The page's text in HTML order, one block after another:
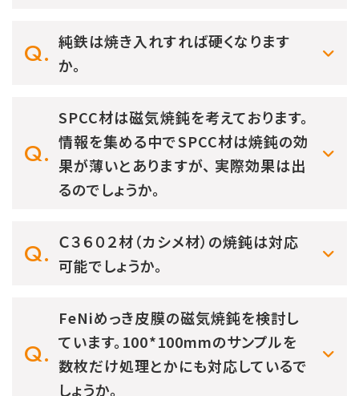
純鉄は焼き入れすれば硬くなります
か。
SPCC材は磁気焼鈍を考えております。
情報を集める中でSPCC材は焼鈍の効
果が薄いとありますが、 実際効果は出
るのでしょうか。
Ｃ３６０２材（カシメ材）の焼鈍は対応
可能でしょうか。
FeNiめっき皮膜の磁気焼鈍を検討し
ています。100*100mmのサンプルを
数枚だけ処理とかにも対応しているで
しょうか。